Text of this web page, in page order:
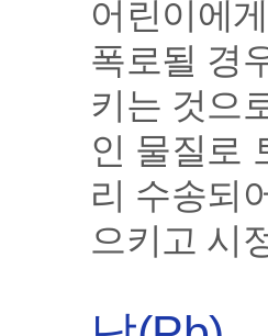
어린이에
폭로될 경
키는 것으
인 물질로
리 수송되
으키고 시